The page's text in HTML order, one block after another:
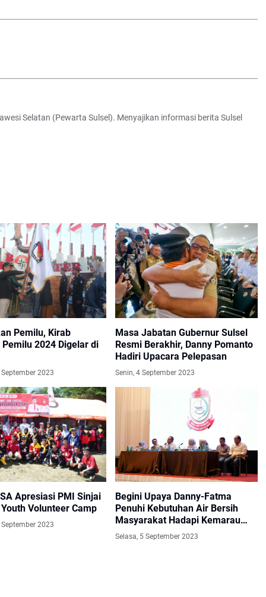
Selatan (Pewarta Sulsel). Menyajikan informasi berita Sulsel
Pemilu, Kirab
2024 Digelar di
2023
Masa Jabatan Gubernur Sulsel
Resmi Berakhir, Danny Pomanto
Hadiri Upacara Pelepasan
Senin, 4 September 2023
Apresiasi PMI Sinjai
Volunteer Camp
2023
Begini Upaya Danny-Fatma
Penuhi Kebutuhan Air Bersih
Masyarakat Hadapi Kemarau
Panjang
Selasa, 5 September 2023